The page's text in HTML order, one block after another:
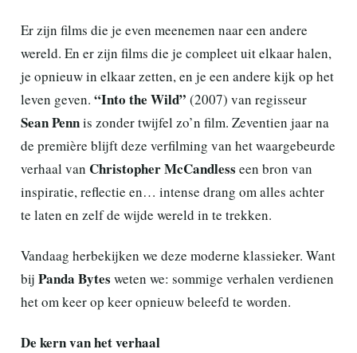
Er zijn films die je even meenemen naar een andere
wereld. En er zijn films die je compleet uit elkaar halen,
je opnieuw in elkaar zetten, en je een andere kijk op het
leven geven. “Into the Wild” (2007) van regisseur
Sean Pennis zonder twijfel zo’n film. Zeventien jaar na
de première blijft deze verfilming van het waargebeurde
verhaal van Christopher McCandless een bron van
inspiratie, reflectie en… intense drang om alles achter
te laten en zelf de wijde wereld in te trekken.
Vandaag herbekijken we deze moderne klassieker. Want
bij Panda Bytes weten we: sommige verhalen verdienen
het om keer op keer opnieuw beleefd te worden.
De kern van het verhaal